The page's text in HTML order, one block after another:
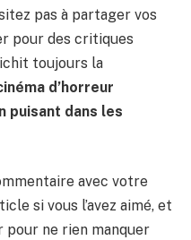
pas à partager vos
pour des critiques
toujours la
d’horreur
puisant dans les
avec votre
si vous l’avez aimé, et
pour ne rien manquer